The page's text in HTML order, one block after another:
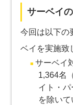
サーベイ
今回は以下の
ベイを実施致
サーベイ
1,364名
イト・
を除いて